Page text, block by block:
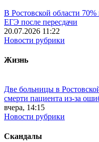
В Ростовской области
ЕГЭ после пересдачи
20.07.2026 11:22
Новости рубрики
Жизнь
Две больницы в
смерти пациента из-за
вчера, 14:15
Новости рубрики
Скандалы